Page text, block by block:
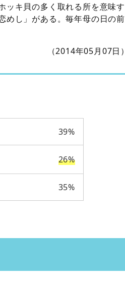
ッキ貝の多く取れる所を意味す
めし」がある。毎年母の日の前
（2014年05月07日）
39%
26%
35%